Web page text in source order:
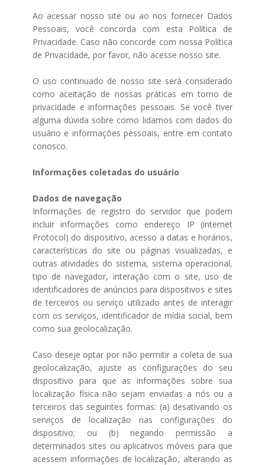
Ao acessar nosso site ou ao nos fornecer Dados
Pessoais, você concorda com esta Política de
Privacidade. Caso não concorde com nossa Política
de Privacidade, por favor, não acesse nosso site.
O uso continuado de nosso site será considerado
como aceitação de nossas práticas em torno de
privacidade e informações pessoais. Se você tiver
alguma dúvida sobre como lidamos com dados do
usuário e informações pessoais, entre em contato
conosco.
Informações coletadas do usuário
Dados de navegação
Informações de registro do servidor que podem
incluir informações como endereço IP (internet
Protocol) do dispositivo, acesso a datas e horários,
características do site ou páginas visualizadas, e
outras atividades do sistema, sistema operacional,
tipo de navegador, interação com o site, uso de
identificadores de anúncios para dispositivos e sites
de terceiros ou serviço utilizado antes de interagir
com os serviços, identificador de mídia social, bem
como sua geolocalização.
Caso deseje optar por não permitir a coleta de sua
geolocalização, ajuste as configurações do seu
dispositivo para que as informações sobre sua
localização física não sejam enviadas a nós ou a
terceiros das seguintes formas: (a) desativando os
serviços de localização nas configurações do
dispositivo; ou (b) negando permissão a
determinados sites ou aplicativos móveis para que
acessem informações de localização, alterando as